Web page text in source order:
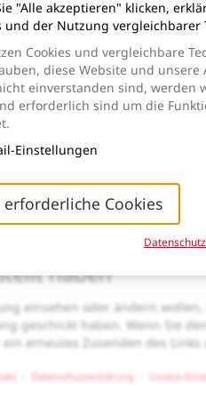
haben
einsehen oder ändern
geschickt haben. Wenn Sie
erneutes Zusenden des Links
Datenschutzerklärung Cookie-
"Alle akzeptieren" klicken,
und der Nutzung vergleichbarer
Cookies und vergleichbare
diese Website und unsere
einverstanden sind, werden
erforderlich sind um die
Einstellungen
erforderliche Cookies